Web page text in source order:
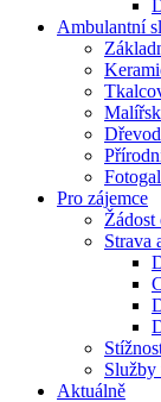
Ambulantní
Pro zájemce
Žádost
Strava
Aktuálně